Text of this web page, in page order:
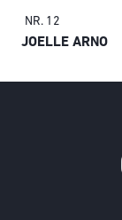
NR. 12
JOELLE ARNO